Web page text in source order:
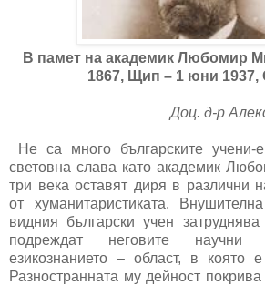
В памет на академик Любомир
1867, Щип – 1 юни
Доц. д-р
Не са много българските учени-
световна слава като академик
три века оставят диря в различни
от хуманитаристиката.
видния български учен
подреждат неговите научни
езикознанието – област, в която
Разностранната му дейност